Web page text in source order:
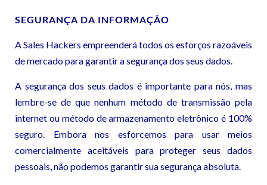
SEGURANÇA DA INFORMAÇÃO
A Sales Hackers empreenderá todos os esforços razoáveis
de mercado para garantir a segurança dos seus dados.
A segurança dos seus dados é importante para nós, mas
lembre-se de que nenhum método de transmissão pela
internet ou método de armazenamento eletrônico é 100%
seguro. Embora nos esforcemos para usar meios
comercialmente aceitáveis para proteger seus dados
pessoais, não podemos garantir sua segurança absoluta.